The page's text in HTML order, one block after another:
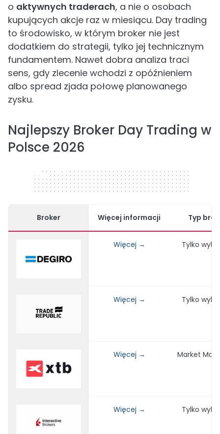
o aktywnych traderach, a nie o osobach
kupujących akcje raz w miesiącu. Day trading
to środowisko, w którym broker nie jest
dodatkiem do strategii, tylko jej technicznym
fundamentem. Nawet dobra analiza traci
sens, gdy zlecenie wchodzi z opóźnieniem
albo spread zjada połowę planowanego
zysku.
Najlepszy Broker Day Trading w
Polsce 2026
320 x 50
Broker Więcej informacji Typ
Więcej → Tylko
Więcej → Tylko
Więcej → Market
Więcej → Tylko